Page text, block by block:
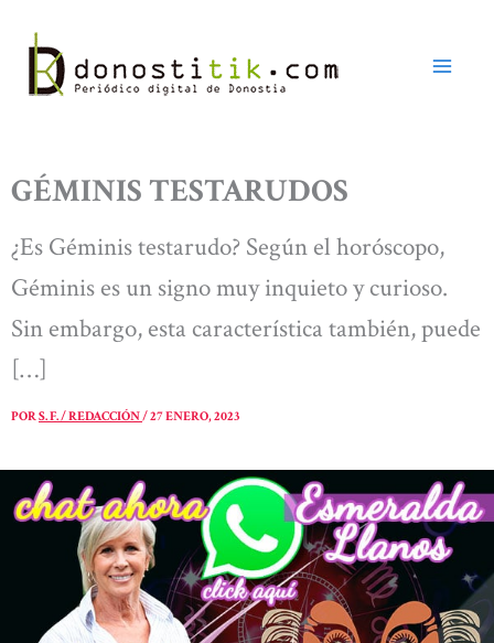
contenido
GÉMINIS TESTARUDOS
¿Es Géminis testarudo? Según el horóscopo,
Géminis es un signo muy inquieto y curioso.
Sin embargo, esta característica también, puede
[…]
PORS. F. / REDACCIÓN/27 ENERO, 2023